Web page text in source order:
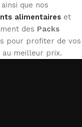
ainsi que nos
alimentaires et
des Packs
pour profiter de vos
meilleur prix.